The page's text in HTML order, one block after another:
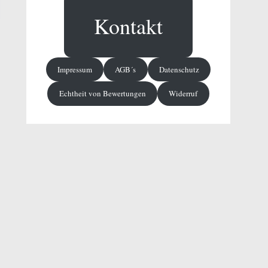
Kontakt
Impressum AGB´s Datenschutz
Echtheit von Bewertungen Widerruf